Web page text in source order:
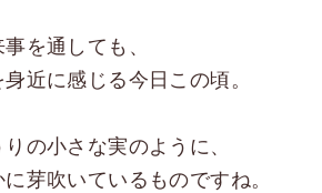
を通しても、
近に感じる今日この頃。
の小さな実のように、
芽吹いているものですね。